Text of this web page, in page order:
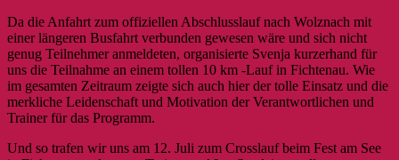
Da die Anfahrt zum offiziellen Abschlusslauf nach Wolznach mit
einer längeren Busfahrt verbunden gewesen wäre und sich nicht
genug Teilnehmer anmeldeten, organisierte Svenja kurzerhand für
uns die Teilnahme an einem tollen 10 km -Lauf in Fichtenau. Wie
im gesamten Zeitraum zeigte sich auch hier der tolle Einsatz und die
merkliche Leidenschaft und Motivation der Verantwortlichen und
Trainer für das Programm.
Und so trafen wir uns am 12. Juli zum Crosslauf beim Fest am See